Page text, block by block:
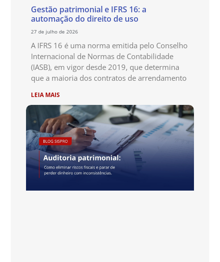
Gestão patrimonial e IFRS 16: a
automação do direito de uso
27 de julho de 2026
A IFRS 16 é uma norma emitida pelo Conselho
Internacional de Normas de Contabilidade
(IASB), em vigor desde 2019, que determina
que a maioria dos contratos de arrendamento
LEIA MAIS